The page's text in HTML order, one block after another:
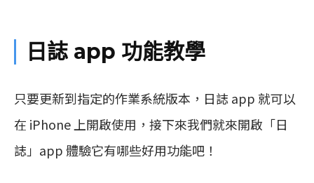
日誌 app 功能教學
只要更新到指定的作業系統版本，日誌 app 就可以
在 iPhone 上開啟使用，接下來我們就來開啟「日
誌」app 體驗它有哪些好用功能吧！